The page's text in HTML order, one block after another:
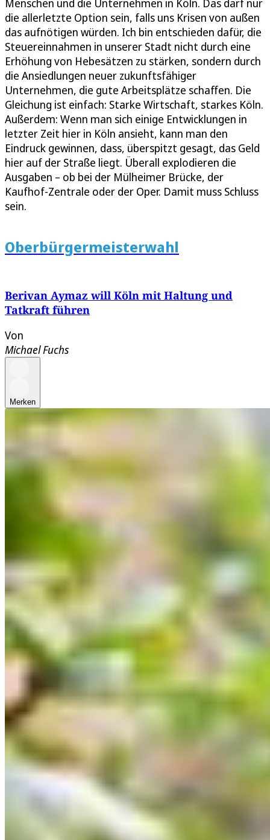
Menschen und die Unternehmen in Köln. Das darf nur
die allerletzte Option sein, falls uns Krisen von außen
das aufnötigen würden. Ich bin entschieden dafür, die
Steuereinnahmen in unserer Stadt nicht durch eine
Erhöhung von Hebesätzen zu stärken, sondern durch
die Ansiedlungen neuer zukunftsfähiger
Unternehmen, die gute Arbeitsplätze schaffen. Die
Gleichung ist einfach: Starke Wirtschaft, starkes Köln.
Außerdem: Wenn man sich einige Entwicklungen in
letzter Zeit hier in Köln ansieht, kann man den
Eindruck gewinnen, dass, überspitzt gesagt, das Geld
hier auf der Straße liegt. Überall explodieren die
Ausgaben – ob bei der Mülheimer Brücke, der
Kaufhof-Zentrale oder der Oper. Damit muss Schluss
sein.
Oberbürgermeisterwahl
Berivan Aymaz will Köln mit Haltung und
Tatkraft führen
Von
Michael Fuchs
Merken